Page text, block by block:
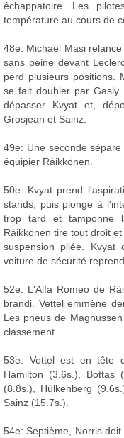
échappatoire. Les
température au cours de
48e: Michael Masi
sans peine devant
perd plusieurs positions.
se fait doubler par Gasly
dépasser Kvyat et,
Grosjean et Sainz.
49e: Une seconde
équipier Räikkönen.
50e: Kvyat prend
stands, puis plonge à
trop tard et tamponne
Räikkönen tire tout droit
suspension pliée. Kvyat
voiture de sécurité
52e: L'Alfa Romeo de
brandi. Vettel emmène
Les pneus de
classement.
53e: Vettel est en tête
Hamilton (3.6s.), Bottas
(8.8s.), Hülkenberg
Sainz (15.7s.).
54e: Septième, Norris